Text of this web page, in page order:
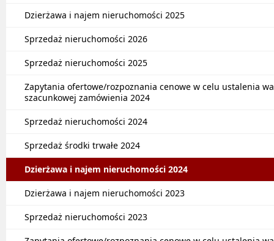
Dzierżawa i najem nieruchomości 2025
Sprzedaż nieruchomości 2026
Sprzedaż nieruchomości 2025
Zapytania ofertowe/rozpoznania cenowe w celu ustalenia
szacunkowej zamówienia 2024
Sprzedaż nieruchomości 2024
Sprzedaż środki trwałe 2024
Dzierżawa i najem nieruchomości 2024
Dzierżawa i najem nieruchomości 2023
Sprzedaż nieruchomości 2023